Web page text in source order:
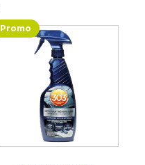
Promo